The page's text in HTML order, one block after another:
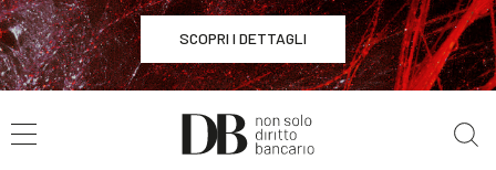
SCOPRI I DETTAGLI
WEBINAR / 17 settembre
La governance dell’Intelligenza Artificiale